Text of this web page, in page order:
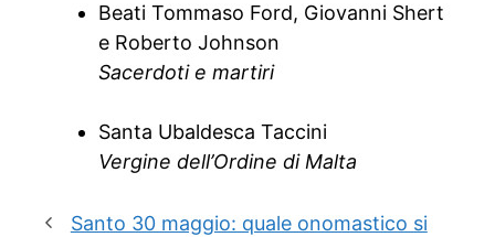
Beati Tommaso Ford, Giovanni Shert
e Roberto Johnson
Sacerdoti e martiri
Santa Ubaldesca Taccini
Vergine dell’Ordine di Malta
Santo 30 maggio: quale onomastico si